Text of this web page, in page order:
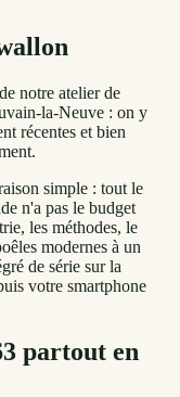
notre atelier de
la-Neuve : on y
récentes et bien
simple : tout le
n'a pas le budget
les méthodes, le
modernes à un
de série sur la
votre smartphone
partout en